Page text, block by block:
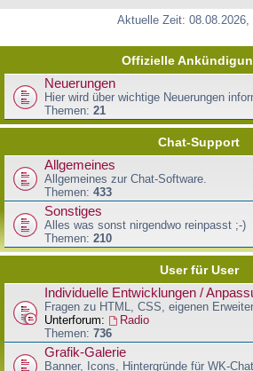
Aktuelle Zeit: 08.08.2026,
Offizielle
Neuerungen
Hier wird über wichtige Neuerungen
Themen: 21
Chat-Support
Allgemeines
Allgemeines zur Chat-Software.
Themen: 433
Sonstiges
Alles was sonst nirgendwo reinpasst ;-)
Themen: 210
User für User
Individuelle Entwicklungen /
Fragen zu HTML, CSS, eigenen
Unterforum:
Radio
Themen: 736
Grafik-Galerie
Banner, Icons, Hintergründe für WK-